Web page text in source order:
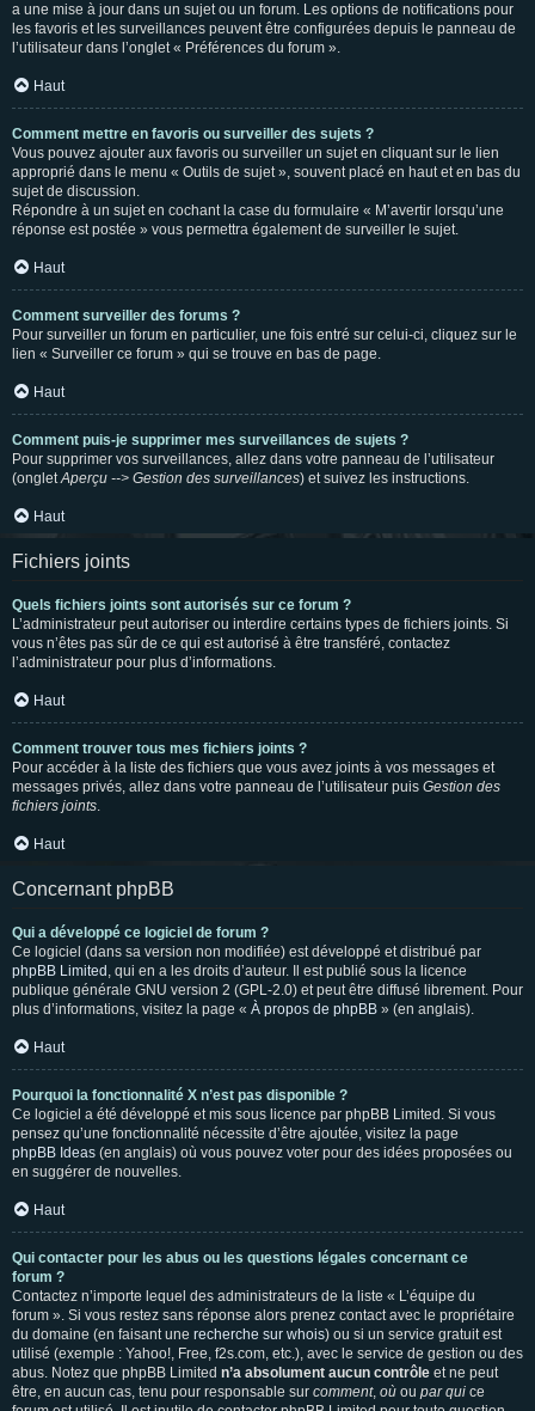
a une mise à jour dans un sujet ou un forum. Les options de notifications pour
les favoris et les surveillances peuvent être configurées depuis le panneau de
l’utilisateur dans l’onglet « Préférences du forum ».
Haut
Comment mettre en favoris ou surveiller des sujets ?
Vous pouvez ajouter aux favoris ou surveiller un sujet en cliquant sur le lien
approprié dans le menu « Outils de sujet », souvent placé en haut et en bas du
sujet de discussion.
Répondre à un sujet en cochant la case du formulaire « M’avertir lorsqu’une
réponse est postée » vous permettra également de surveiller le sujet.
Haut
Comment surveiller des forums ?
Pour surveiller un forum en particulier, une fois entré sur celui-ci, cliquez sur le
lien « Surveiller ce forum » qui se trouve en bas de page.
Haut
Comment puis-je supprimer mes surveillances de sujets ?
Pour supprimer vos surveillances, allez dans votre panneau de l’utilisateur
(ongletAperçu --> Gestion des surveillances) et suivez les instructions.
Haut
Fichiers joints
Quels fichiers joints sont autorisés sur ce forum ?
L’administrateur peut autoriser ou interdire certains types de fichiers joints. Si
vous n’êtes pas sûr de ce qui est autorisé à être transféré, contactez
l’administrateur pour plus d’informations.
Haut
Comment trouver tous mes fichiers joints ?
Pour accéder à la liste des fichiers que vous avez joints à vos messages et
messages privés, allez dans votre panneau de l’utilisateur puis Gestion des
fichiers joints.
Haut
Concernant phpBB
Qui a développé ce logiciel de forum ?
Ce logiciel (dans sa version non modifiée) est développé et distribué par
phpBB Limited , qui en a les droits d’auteur. Il est publié sous la licence
publique générale GNU version 2 (GPL-2.0) et peut être diffusé librement. Pour
plus d’informations, visitez la page « À propos de phpBB » (en anglais).
Haut
Pourquoi la fonctionnalité X n’est pas disponible ?
Ce logiciel a été développé et mis sous licence par phpBB Limited. Si vous
pensez qu’une fonctionnalité nécessite d’être ajoutée, visitez la page
phpBB Ideas (en anglais) où vous pouvez voter pour des idées proposées ou
en suggérer de nouvelles.
Haut
Qui contacter pour les abus ou les questions légales concernant ce
forum ?
Contactez n’importe lequel des administrateurs de la liste « L’équipe du
forum ». Si vous restez sans réponse alors prenez contact avec le propriétaire
du domaine (en faisant une recherche sur whois) ou si un service gratuit est
utilisé (exemple : Yahoo!, Free, f2s.com, etc.), avec le service de gestion ou des
abus. Notez que phpBB Limited n’a absolument aucun contrôle et ne peut
être, en aucun cas, tenu pour responsable sur comment, où ou par qui ce